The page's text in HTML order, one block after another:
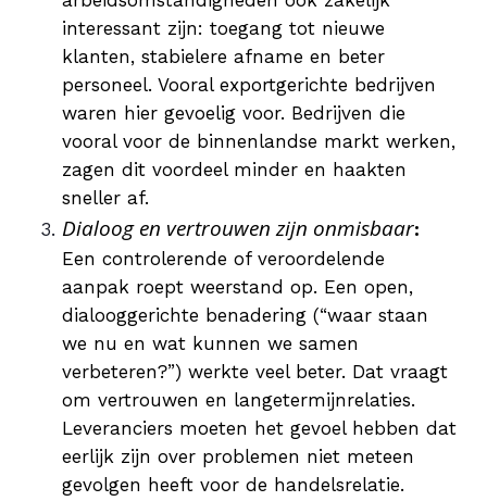
interessant zijn: toegang tot nieuwe
klanten, stabielere afname en beter
personeel. Vooral exportgerichte bedrijven
waren hier gevoelig voor. Bedrijven die
vooral voor de binnenlandse markt werken,
zagen dit voordeel minder en haakten
sneller af.
Dialoog en vertrouwen zijn onmisbaar:
Een controlerende of veroordelende
aanpak roept weerstand op. Een open,
dialooggerichte benadering (“waar staan
we nu en wat kunnen we samen
verbeteren?”) werkte veel beter. Dat vraagt
om vertrouwen en langetermijnrelaties.
Leveranciers moeten het gevoel hebben dat
eerlijk zijn over problemen niet meteen
gevolgen heeft voor de handelsrelatie.